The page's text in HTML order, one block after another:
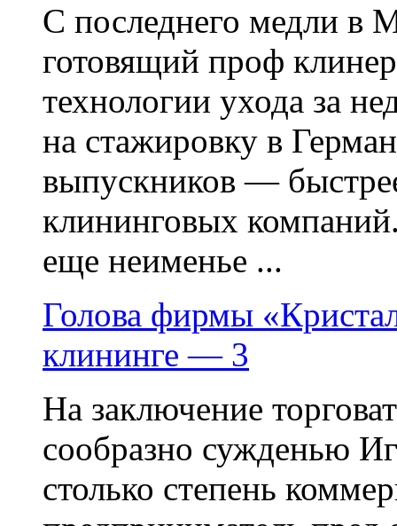
С последнего медли в
готовящий проф
технологии ухода за
на стажировку в
выпускников —
клининговых
еще неименье ...
Голова фирмы
клининге — 3
На заключение
сообразно сужденью
столько степень